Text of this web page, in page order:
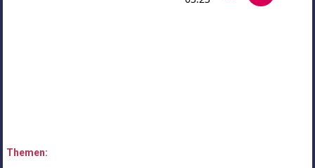
Themen: